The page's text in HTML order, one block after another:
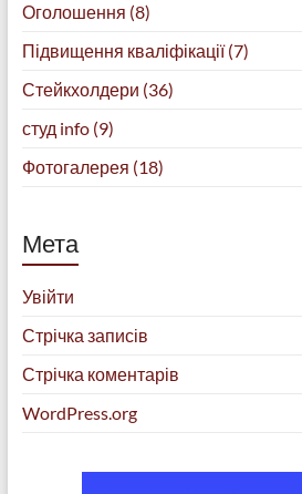
Оголошення (8)
Підвищення кваліфікації(7)
Стейкхолдери (36)
студ info(9)
Фотогалерея (18)
Мета
Увійти
Стрічка записів
Стрічка коментарів
WordPress.org